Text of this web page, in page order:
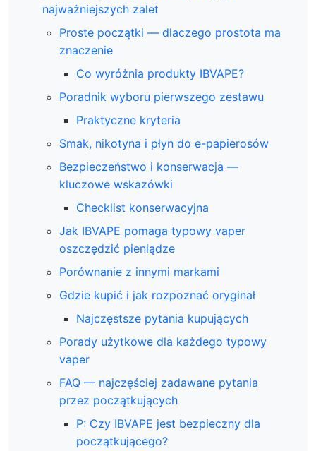
najważniejszych zalet
Proste początki — dlaczego prostota ma
znaczenie
Co wyróżnia produkty IBVAPE?
Poradnik wyboru pierwszego zestawu
Praktyczne kryteria
Smak, nikotyna i płyn do e-papierosów
Bezpieczeństwo i konserwacja —
kluczowe wskazówki
Checklist konserwacyjna
Jak IBVAPE pomaga typowy vaper
oszczędzić pieniądze
Porównanie z innymi markami
Gdzie kupić i jak rozpoznać oryginał
Najczęstsze pytania kupujących
Porady użytkowe dla każdego typowy
vaper
FAQ — najczęściej zadawane pytania
przez początkujących
P: Czy IBVAPE jest bezpieczny dla
początkującego?